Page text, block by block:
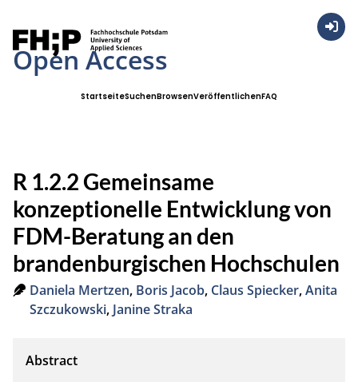
Open Access
StartseiteSuchenBrowsenVeröffentlichenFAQ
R 1.2.2 Gemeinsame
konzeptionelle Entwicklung von
FDM-Beratung an den
brandenburgischen Hochschulen
Daniela Mertzen, Boris Jacob, Claus Spiecker,Anita
Szczukowski, Janine Straka